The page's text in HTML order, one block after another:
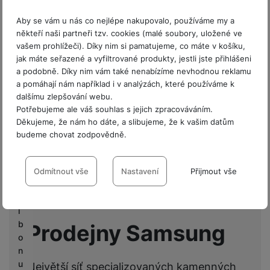
Aby se vám u nás co nejlépe nakupovalo, používáme my a
někteří naši partneři tzv. cookies (malé soubory, uložené ve
vašem prohlížeči). Díky nim si pamatujeme, co máte v košíku,
jak máte seřazené a vyfiltrované produkty, jestli jste přihlášeni
a podobně. Díky nim vám také nenabízíme nevhodnou reklamu
a pomáhají nám například i v analýzách, které používáme k
dalšímu zlepšování webu.
Potřebujeme ale váš souhlas s jejich zpracováváním.
Děkujeme, že nám ho dáte, a slibujeme, že k vašim datům
budeme chovat zodpovědně.
Nastavení souhlasů s kategoriemi
cookies
VŽDY AKTIVNÍ
Technické cookies umožňují váš průchod nákupním košíkem,
porovnávání produktů a další nezbytné funkce.
Preferenční a rozšířené funkce
Preferenční a rozšířené funkce
nastavovat znovu a abyste se s námi mohli spojit např. pomocí
Odmítnout vše Nastavení Přijmout vše
P
r
o
m
y
V
í
b
o
n
u
Šířka balení 9,1 CM
Výška balení 1,6 CM
Hodnocení
Pro vkládání recenzí je nutné se přihlásit.
Recenze
Prodejny Samsung
Největší síť specializovaných kamenných